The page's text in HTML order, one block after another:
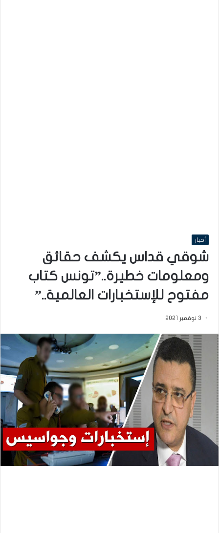
أخبار
شوقي قداس يكشف حقائق
ومعلومات خطيرة..”تونس كتاب
مفتوح للإستخبارات العالمية..”
3 نوفمبر 2021